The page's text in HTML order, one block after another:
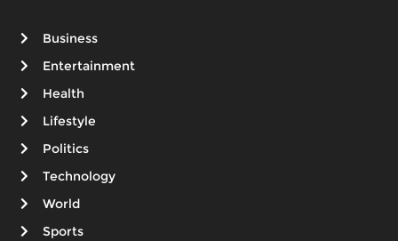
Business
Entertainment
Health
Lifestyle
Politics
Technology
World
Sports